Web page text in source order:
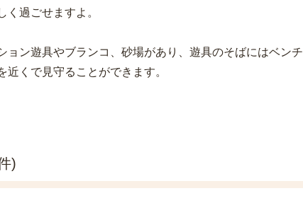
過ごせますよ。
ョン遊具やブランコ、砂場があり、遊具のそばにはベンチ
近くで見守ることができます。
)